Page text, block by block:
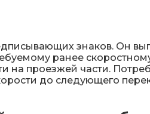
знаков. Он
ранее
проезжей части.
до следующего